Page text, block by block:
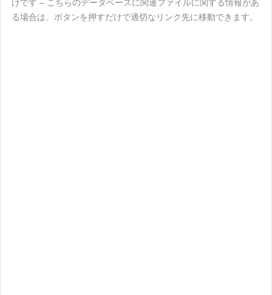
けです – こちらのデータベースに関連ファイルに関する情報があ
る場合は、ボタンを押すだけで適切なリンク先に移動できます。